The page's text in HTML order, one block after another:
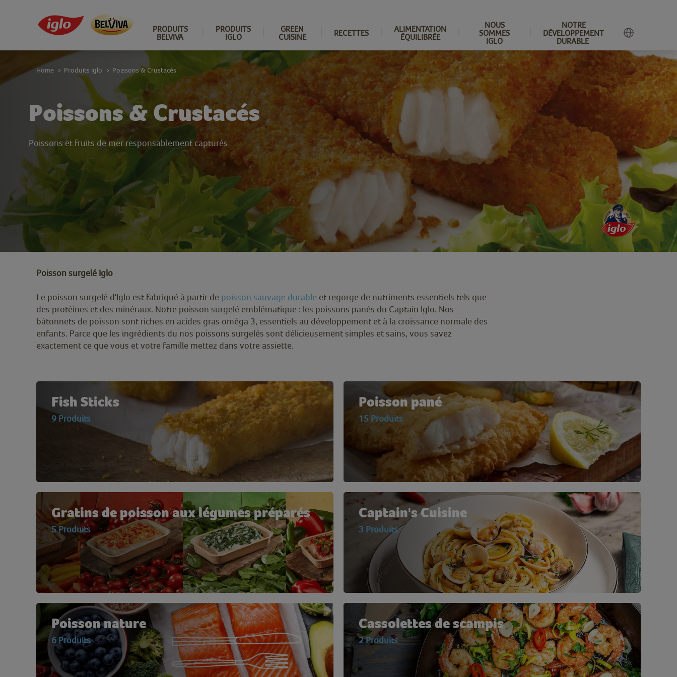
PRODUITS
BELVIVA
PRODUITS
IGLO
GREEN
CUISINE
RECETTES
ALIMENTATION
ÉQUILIBRÉE
NOUS
SOMMES
IGLO
NOTRE
DÉVELOPPEMENT
DURABLE
Poissons & Crustacés
Poissons et fruits de mer responsablement capturés
Home > Produits Iglo > Poissons & Crustacés
Poisson surgelé Iglo
Le poisson surgelé d'Iglo est fabriqué à partir de poisson sauvage durable et regorge de nutriments essentiels tels que
des protéines et des minéraux. Notre poisson surgelé emblématique : les poissons panés du Captain Iglo. Nos
bâtonnets de poisson sont riches en acides gras oméga 3, essentiels au développement et à la croissance normale des
enfants. Parce que les ingrédients du nos poissons surgelés sont délicieusement simples et sains, vous savez
exactement ce que vous et votre famille mettez dans votre assiette.
Fish Sticks
9 Produits
Poisson pané
15 Produits
Gratins de poisson aux légumes préparés
5 Produits
Captain's Cuisine
3 Produits
Poisson nature
6 Produits
Cassolettes de scampis
2 Produits